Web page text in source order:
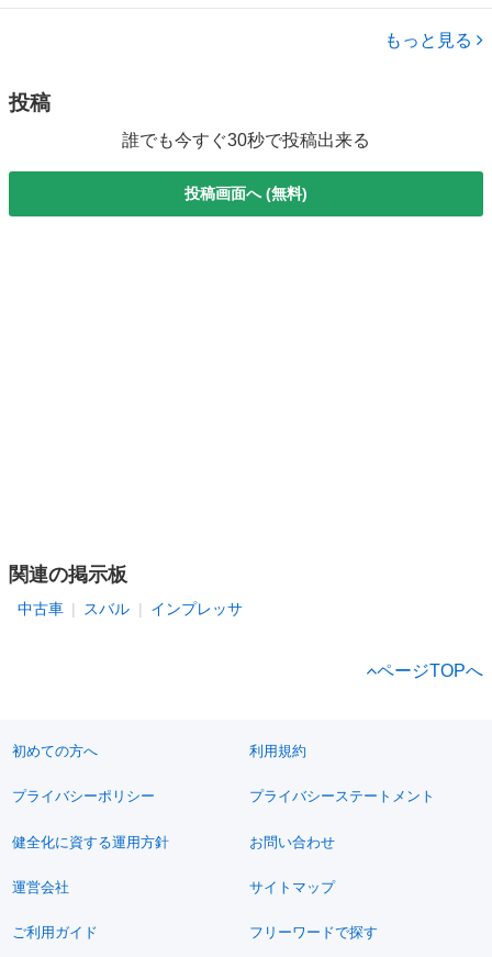
名： スバル ■ 車種名： ステラ ■ グレード名： Ｌ キーレ
ス ＣＤ 社外１４インチアルミ タイミングベルト交換済み ベン
もっと見る
投稿
誰でも今すぐ30秒で投稿出来る
投稿画面へ (無料)
関連の掲示板
中古車 スバル インプレッサ
ページTOPへ
初めての方へ 利用規約
プライバシーポリシー プライバシーステートメント
健全化に資する運用方針 お問い合わせ
運営会社 サイトマップ
ご利用ガイド フリーワードで探す